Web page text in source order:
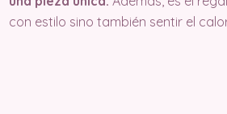
con estilo sino también sentir el